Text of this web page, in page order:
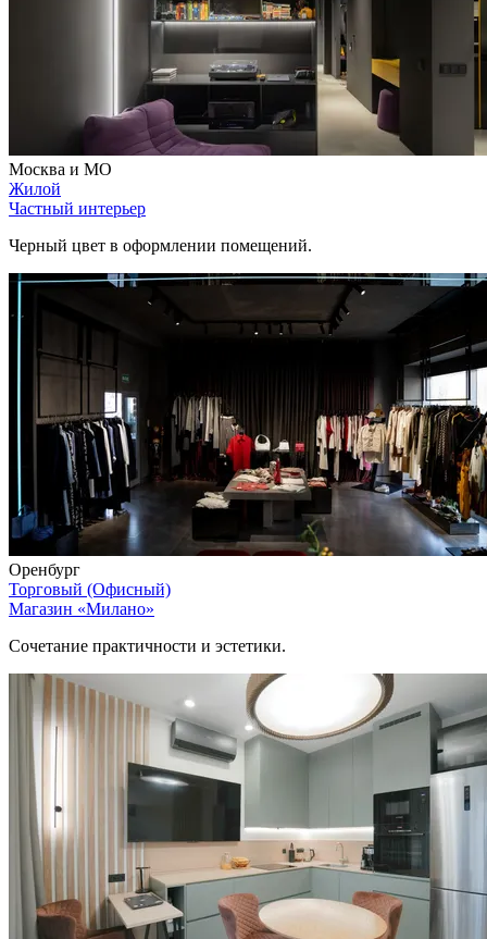
Москва и МО
Жилой
Частный интерьер
Черный цвет в оформлении помещений.
Оренбург
Торговый (Офисный)
Магазин «Милано»
Сочетание практичности и эстетики.